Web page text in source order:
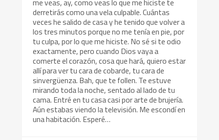
me veas, ay, como veas lo que me hiciste te
derretirás como una vela culpable. Cuántas
veces he salido de casa y he tenido que volver a
los tres minutos porque no me tenía en pie, por
tu culpa, por lo que me hiciste. No sé si te odio
exactamente, pero cuando Dios vaya a
comerte el corazón, cosa que hará, quiero estar
allí para ver tu cara de cobarde, tu cara de
sinvergüenza. Bah, que te follen. Te estuve
mirando toda la noche, sentado al lado de tu
cama. Entré en tu casa casi por arte de brujería.
Aún estabas viendo la televisión. Me escondí en
una habitación. Esperé…